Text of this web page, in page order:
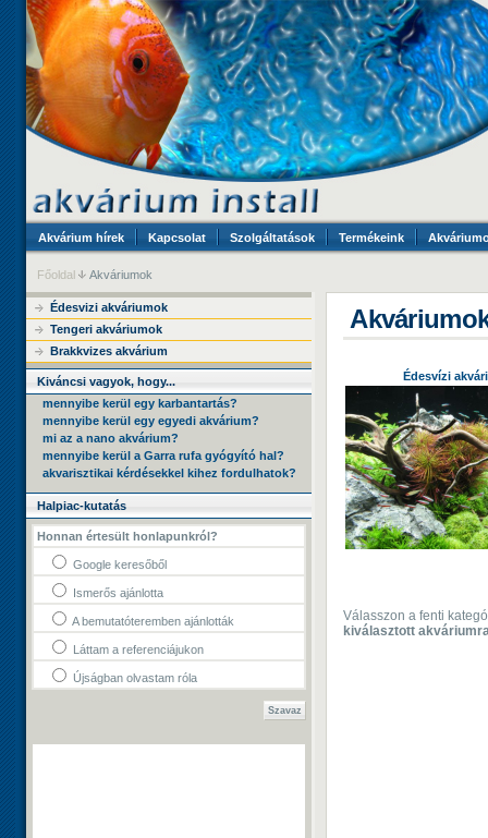
Akvárium hírek Kapcsolat Szolgáltatások Termékeink
Főoldal Akváriumok
Édesvizi akváriumok
Tengeri akváriumok
Brakkvizes akvárium
Kiváncsi vagyok, hogy...
mennyibe kerül egy karbantartás?
mennyibe kerül egy egyedi akvárium?
mi az a nano akvárium?
mennyibe kerül a Garra rufa gyógyító hal?
akvarisztikai kérdésekkel kihez fordulhatok?
Halpiac-kutatás
Honnan értesült honlapunkról?
Google keresőből
Ismerős ajánlotta
A bemutatóteremben ajánlották
Láttam a referenciájukon
Újságban olvastam róla
Édesvízi
Válasszon a fenti
kiválasztott